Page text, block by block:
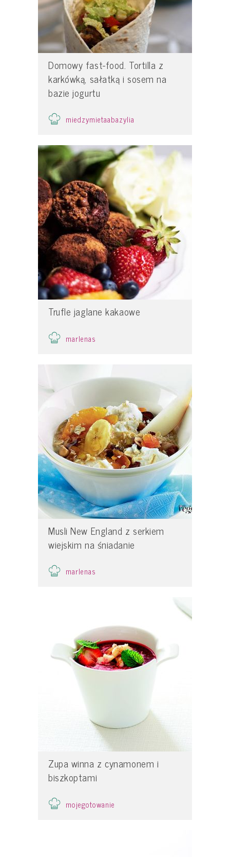
Domowy fast-food. Tortilla z
karkówką, sałatką i sosem na
bazie jogurtu
miedzymietaabazylia
Trufle jaglane kakaowe
marlenas
Musli New England z serkiem
wiejskim na śniadanie
marlenas
Zupa winna z cynamonem i
biszkoptami
mojegotowanie